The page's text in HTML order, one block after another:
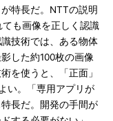
特長だ。NTTの説明
も画像を正しく認識
技術では、ある物体
した約100枚の画像
を使うと、「正面」
い。「専用アプリが
長だ。開発の手間が